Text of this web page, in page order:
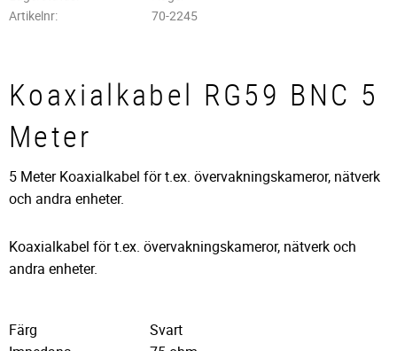
Artikelnr
70-2245
Koaxialkabel RG59 BNC 5
Meter
5 Meter ​Koaxialkabel för t.ex. övervakningskameror, nätverk
och andra enheter.
Koaxialkabel för t.ex. övervakningskameror, nätverk och
andra enheter.
Färg
Svart